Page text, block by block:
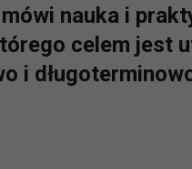
nauka i
celem jest
i